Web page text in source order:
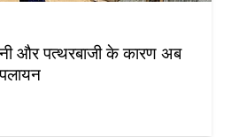
और पत्थरबाजी के कारण अब